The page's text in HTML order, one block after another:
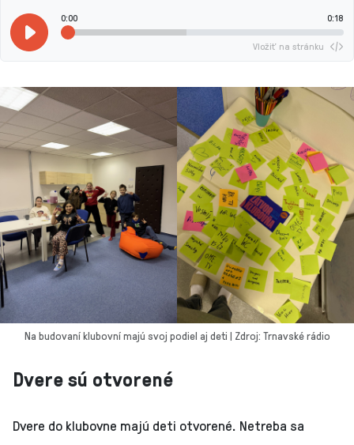
0:00 0:18
Vložiť na stránku
Na budovaní klubovní majú svoj podiel aj deti | Zdroj: Trnavské rádio
Dvere sú otvorené
Dvere do klubovne majú deti otvorené. Netreba sa